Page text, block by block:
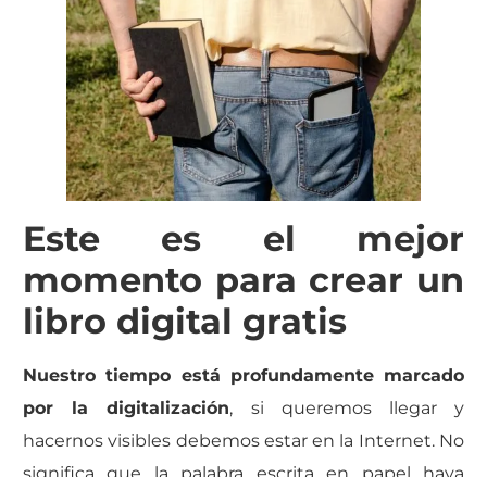
Este es el mejor
momento para crear un
libro digital gratis
Nuestro tiempo está profundamente marcado
por la digitalización, si queremos llegar y
hacernos visibles debemos estar en la Internet. No